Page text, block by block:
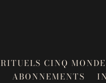
RITUELS CINQ
ABONNEMENTS